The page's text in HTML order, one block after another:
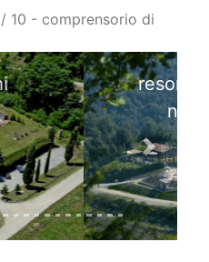
10 - comprensorio di
immerse
e quiete
Next